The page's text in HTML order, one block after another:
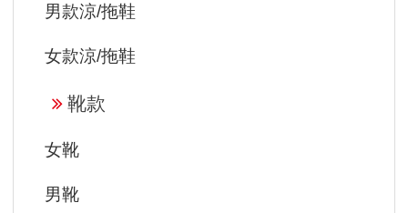
男款涼/拖鞋
女款涼/拖鞋
靴款
女靴
男靴